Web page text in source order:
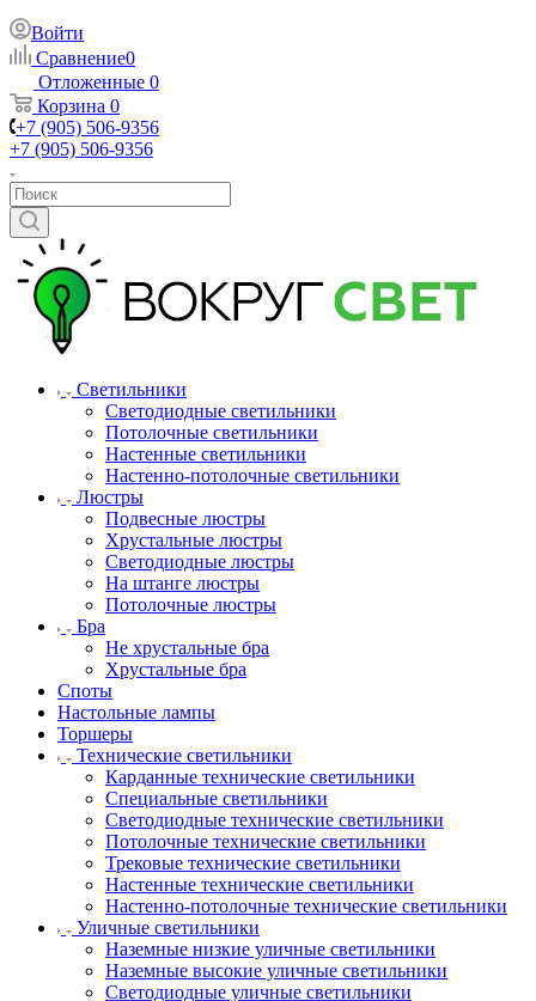
Войти
Сравнение0
Отложенные 0
Корзина 0
+7 (905) 506-9356
+7 (905) 506-9356
Светильники
Светодиодные светильники
Потолочные светильники
Настенные светильники
Настенно-потолочные светильники
Люстры
Подвесные люстры
Хрустальные люстры
Светодиодные люстры
На штанге люстры
Потолочные люстры
Бра
Не хрустальные бра
Хрустальные бра
Споты
Настольные лампы
Торшеры
Технические светильники
Карданные технические светильники
Специальные светильники
Светодиодные технические светильники
Потолочные технические светильники
Трековые технические светильники
Настенные технические светильники
Настенно-потолочные технические светильники
Уличные светильники
Наземные низкие уличные светильники
Наземные высокие уличные светильники
Светодиодные уличные светильники